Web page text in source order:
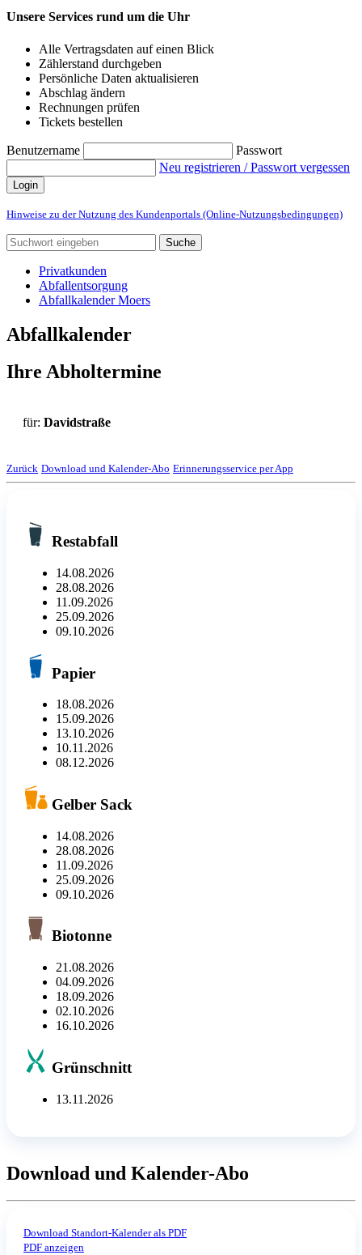
Unsere Services rund um die Uhr
Alle Vertragsdaten auf einen Blick
Zählerstand durchgeben
Persönliche Daten aktualisieren
Abschlag ändern
Rechnungen prüfen
Tickets bestellen
Benutzername
Passwort
Neu registrieren / Passwort vergessen
Login
Hinweise zu der Nutzung des Kundenportals (Online-Nutzungsbedingungen)
Suche
Privatkunden
Abfallentsorgung
Abfallkalender Moers
Abfallkalender
Ihre Abholtermine
für: Davidstraße
Zurück Download und Kalender-Abo Erinnerungsservice per App
Restabfall
14.08.2026
28.08.2026
11.09.2026
25.09.2026
09.10.2026
Papier
18.08.2026
15.09.2026
13.10.2026
10.11.2026
08.12.2026
Gelber Sack
14.08.2026
28.08.2026
11.09.2026
25.09.2026
09.10.2026
Biotonne
21.08.2026
04.09.2026
18.09.2026
02.10.2026
16.10.2026
Grünschnitt
13.11.2026
Download und Kalender-Abo
Download Standort-Kalender als PDF
PDF anzeigen